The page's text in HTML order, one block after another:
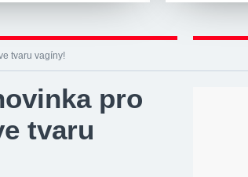
tvaru vagíny!
pro
tvaru